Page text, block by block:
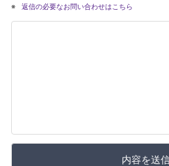
返信の必要なお問い合わせはこちら
内容を送